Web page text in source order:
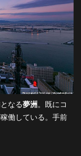
なる夢洲 。既にコ
働している。手前